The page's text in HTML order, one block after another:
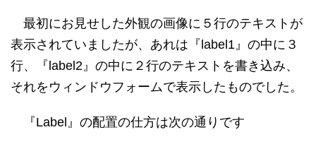
最初にお見せした外観の画像に５行のテキストが
表示されていましたが、あれは『label1』の中に３
行、『label2』の中に２行のテキストを書き込み、
それをウィンドウフォームで表示したものでした。
『Label』の配置の仕方は次の通りです